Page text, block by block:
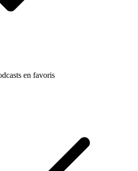
en favoris